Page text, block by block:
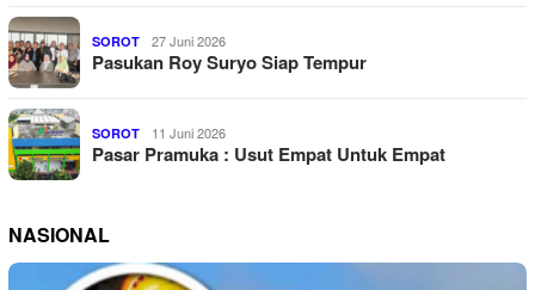
SOROT 27 Juni 2026
Pasukan Roy Suryo Siap Tempur
SOROT 11 Juni 2026
Pasar Pramuka : Usut Empat Untuk Empat
NASIONAL